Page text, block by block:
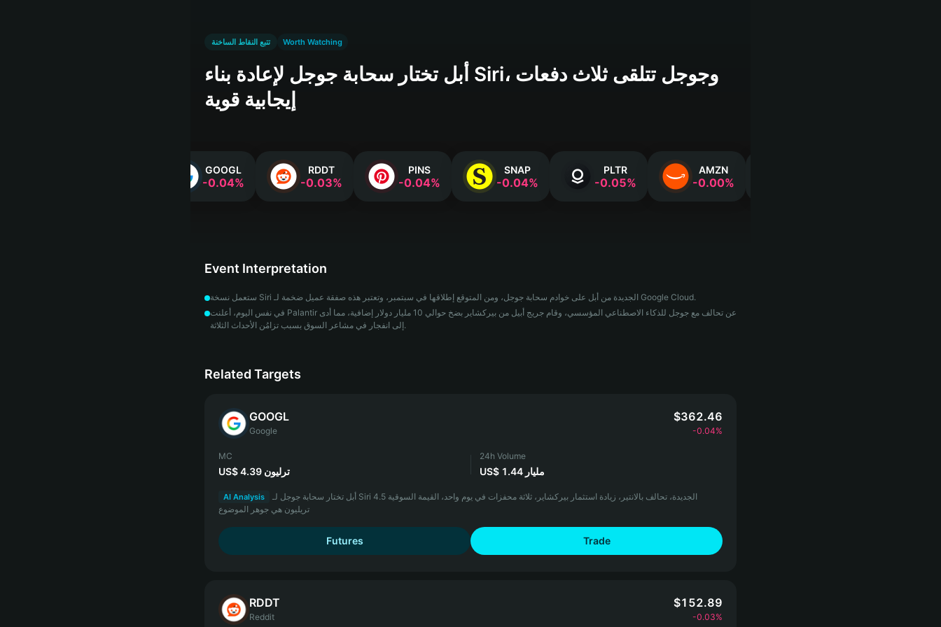
تتبع النقاط الساخنة Worth Watching
أبل تختار سحابة جوجل لإعادة بناء Siri، وجوجل تتلقى ثلاث دفعات
إيجابية قوية
GOOGL
‎-0.04‎%‎
RDDT
‎-0.03‎%‎
PINS
‎-0.04‎%‎
SNAP
‎-0.04‎%‎
PLTR
‎-0.05‎%‎
AMZN
‎-0.00‎%‎
Event Interpretation
ستعمل نسخة Siri الجديدة من أبل على خوادم سحابة جوجل، ومن المتوقع إطلاقها في سبتمبر، وتعتبر هذه صفقة عميل ضخمة لـ Google Cloud.
في نفس اليوم، أعلنت Palantir عن تحالف مع جوجل للذكاء الاصطناعي المؤسسي، وقام جريج أبيل من بيركشاير بضخ حوالي 10 مليار دولار إضافية، مما أدى
إلى انفجار في مشاعر السوق بسبب تزامُن الأحداث الثلاثة.
Related Targets
GOOGL $362.46
Google ‎-0.04‎%‎
MC
US$ 4.39 ترليون
24h Volume
US$ 1.44 مليار
AI Analysis
أبل تختار سحابة جوجل لـ Siri الجديدة، تحالف بالانتير، زيادة استثمار بيركشاير، ثلاثة محفزات في يوم واحد، القيمة السوقية 4.5
تريليون هي جوهر الموضوع
Futures Trade
RDDT $152.89
Reddit ‎-0.03‎%‎